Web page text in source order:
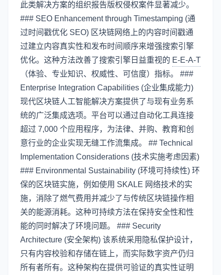
此类解决方案的组织报告版权侵权案件显著减少。
### SEO Enhancement through Timestamping (通
过时间戳优化 SEO) 区块链网络上的内容时间戳通
过建立内容真实性和发布时间顺序来增强搜索引擎
优化。这种方法改善了搜索引擎日益重视的 E-E-A-T
（体验、专业知识、权威性、可信度）指标。 ###
Enterprise Integration Capabilities (企业集成能力)
现代区块链人工智能解决方案提供了与现有业务系
统的广泛集成选项。平台可以通过自动化工具连接
超过 7,000 个应用程序，为法律、并购、教育和创
意行业的企业实现无缝工作流集成。 ## Technical
Implementation Considerations (技术实施考虑因素)
### Environmental Sustainability (环境可持续性) 环
保的区块链实施，例如使用 SKALE 网络技术的实
施，消除了燃气费用并减少了与传统区块链操作相
关的能源消耗。这种可持续方法在保持安全性和性
能的同时解决了环境问题。 ### Security
Architecture (安全架构) 该系统采用隐私保护设计，
只有内容校验和存储在链上，而实际数字资产仍归
所有者所有。这种架构在提供可验证的真实性证明